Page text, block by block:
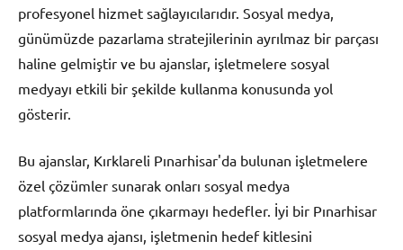
profesyonel hizmet sağlayıcılarıdır. Sosyal medya,
günümüzde pazarlama stratejilerinin ayrılmaz bir parçası
haline gelmiştir ve bu ajanslar, işletmelere sosyal
medyayı etkili bir şekilde kullanma konusunda yol
gösterir.
Bu ajanslar, Kırklareli Pınarhisar'da bulunan işletmelere
özel çözümler sunarak onları sosyal medya
platformlarında öne çıkarmayı hedefler. İyi bir Pınarhisar
sosyal medya ajansı, işletmenin hedef kitlesini